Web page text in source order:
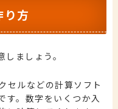
方
ましょう。
セルなどの計算ソフト
す。数字をいくつか入